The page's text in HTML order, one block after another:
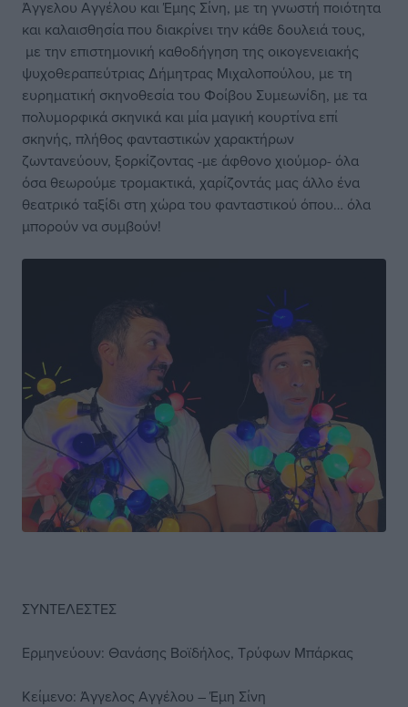
Άγγελου Αγγέλου και Έμης Σίνη, με τη γνωστή ποιότητα
και καλαισθησία που διακρίνει την κάθε δουλειά τους,
με την επιστημονική καθοδήγηση της οικογενειακής
ψυχοθεραπεύτριας Δήμητρας Μιχαλοπούλου, με τη
ευρηματική σκηνοθεσία του Φοίβου Συμεωνίδη, με τα
πολυμορφικά σκηνικά και μία μαγική κουρτίνα επί
σκηνής, πλήθος φανταστικών χαρακτήρων
ζωντανεύουν, ξορκίζοντας -με άφθονο χιούμορ- όλα
όσα θεωρούμε τρομακτικά, χαρίζοντάς μας άλλο ένα
θεατρικό ταξίδι στη χώρα του φανταστικού όπου… όλα
μπορούν να συμβούν!
ΣΥΝΤΕΛΕΣΤΕΣ
Ερμηνεύουν: Θανάσης Βοϊδήλος, Τρύφων Μπάρκας
Κείμενο: Άγγελος Αγγέλου – Έμη Σίνη